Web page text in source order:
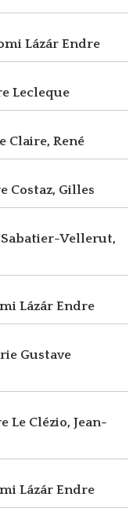
Lázár Endre
Lecleque
Claire, René
Costaz, Gilles
Sabatier-Vellerut,
Lázár Endre
Gustave
Le Clézio, Jean-
Lázár Endre